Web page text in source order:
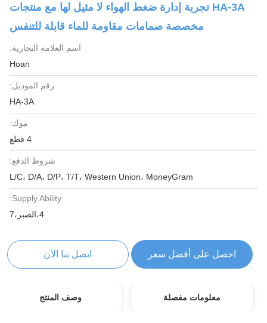
HA-3A تجربة إدارة ضغط الهواء لا مثيل لها مع منتجات
مخصصة صمامات مقاومة للماء قابلة للتنفس
اسم العلامة التجارية:
Hoan
رقم الموديل:
HA-3A
موك:
4 قطع
شروط الدفع:
L/C، D/A، D/P، T/T، Western Union، MoneyGram
Supply Ability:
4،الصبر،7
احصل على أفضل سعر اتصل بنا الآن
معلومات مفصلة وصف المنتج